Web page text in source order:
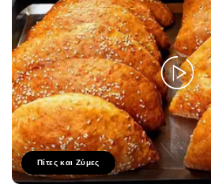
Πίτες και Ζύμες